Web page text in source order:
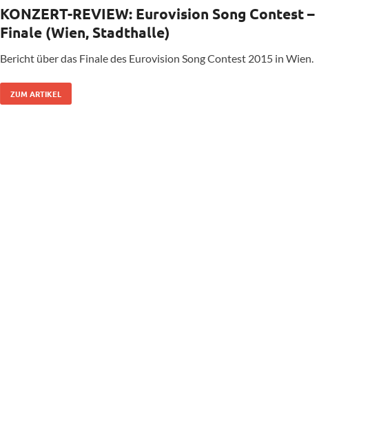
KONZERT-REVIEW: Eurovision Song Contest –
Finale (Wien, Stadthalle)
Bericht über das Finale des Eurovision Song Contest 2015 in Wien.
ZUM ARTIKEL